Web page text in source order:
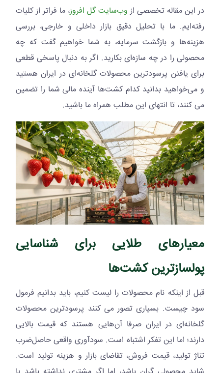
در این مقاله تخصصی از وب‌سایت گل افروز، ما فراتر از کلیات
رفته‌ایم. ما با تحلیل دقیق بازار داخلی و خارجی، بررسی
هزینه‌ها و بازگشت سرمایه، به شما خواهیم گفت که چه
محصولی را در چه سازه‌ای بکارید. اگر به دنبال پاسخی قطعی
برای یافتن پرسودترین محصولات گلخانه‌ای در ایران هستید
و می‌خواهید بدانید کدام کشت‌ها آینده مالی شما را تضمین
می کنند، تا انتهای این مطلب همراه ما باشید.
معیارهای طلایی برای شناسایی
پولسازترین کشت‌ها
قبل از اینکه نام محصولات را لیست کنیم، باید بدانیم فرمول
سود چیست. بسیاری تصور می کنند پرسودترین محصولات
گلخانه‌ای در ایران صرفا آن‌هایی هستند که قیمت بالایی
دارند؛ اما این تفکر اشتباه است. سودآوری واقعی حاصل‌ضرب
تناژ تولید، قیمت فروش، تقاضای بازار و هزینه تولید است.